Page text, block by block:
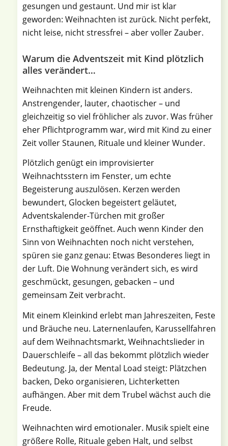
gesungen und gestaunt. Und mir ist klar
geworden: Weihnachten ist zurück. Nicht perfekt,
nicht leise, nicht stressfrei – aber voller Zauber.
Warum die Adventszeit mit Kind plötzlich
alles verändert…
Weihnachten mit kleinen Kindern ist anders.
Anstrengender, lauter, chaotischer – und
gleichzeitig so viel fröhlicher als zuvor. Was früher
eher Pflichtprogramm war, wird mit Kind zu einer
Zeit voller Staunen, Rituale und kleiner Wunder.
Plötzlich genügt ein improvisierter
Weihnachtsstern im Fenster, um echte
Begeisterung auszulösen. Kerzen werden
bewundert, Glocken begeistert geläutet,
Adventskalender-Türchen mit großer
Ernsthaftigkeit geöffnet. Auch wenn Kinder den
Sinn von Weihnachten noch nicht verstehen,
spüren sie ganz genau: Etwas Besonderes liegt in
der Luft. Die Wohnung verändert sich, es wird
geschmückt, gesungen, gebacken – und
gemeinsam Zeit verbracht.
Mit einem Kleinkind erlebt man Jahreszeiten, Feste
und Bräuche neu. Laternenlaufen, Karussellfahren
auf dem Weihnachtsmarkt, Weihnachtslieder in
Dauerschleife – all das bekommt plötzlich wieder
Bedeutung. Ja, der Mental Load steigt: Plätzchen
backen, Deko organisieren, Lichterketten
aufhängen. Aber mit dem Trubel wächst auch die
Freude.
Weihnachten wird emotionaler. Musik spielt eine
größere Rolle, Rituale geben Halt, und selbst